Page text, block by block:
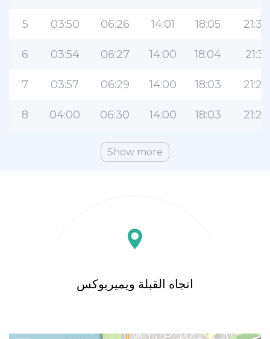
5 03:50 06:26 14:01 18:05 21:32
6 03:54 06:27 14:00 18:04 21:31
7 03:57 06:29 14:00 18:03 21:29
8 04:00 06:30 14:00 18:03 21:27
Show more
اتجاه القبلة ويميريوكس